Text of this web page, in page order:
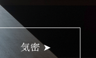
気密 ➤